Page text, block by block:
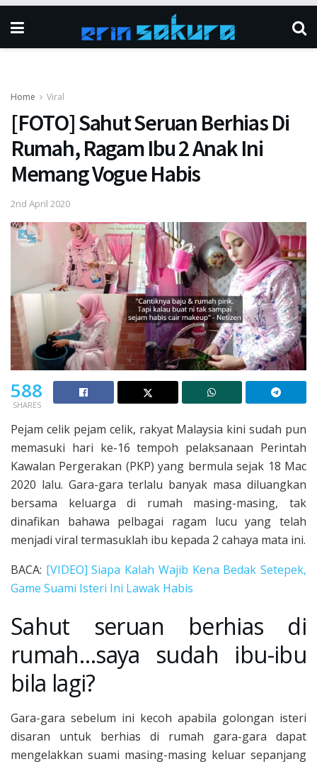
Home Viral
[FOTO] Sahut Seruan Berhias Di
Rumah, Ragam Ibu 2 Anak Ini
Memang Vogue Habis
2nd April 2020
588
SHARES
Pejam celik pejam celik, rakyat Malaysia kini sudah pun
memasuki hari ke-16 tempoh pelaksanaan Perintah
Kawalan Pergerakan (PKP) yang bermula sejak 18 Mac
2020 lalu. Gara-gara terlalu banyak masa diluangkan
bersama keluarga di rumah masing-masing, tak
dinafikan bahawa pelbagai ragam lucu yang telah
menjadi viral termasuklah ibu kepada 2 cahaya mata ini.
BACA: [VIDEO] Siapa Kalah Wajib Kena Bedak Setepek,
Game Suami Isteri Ini Lawak Habis
Sahut seruan berhias di
rumah…saya sudah ibu-ibu
bila lagi?
Gara-gara sebelum ini kecoh apabila golongan isteri
disaran untuk berhias di rumah gara-gara dapat
mengelakkan suami masing-masing keluar sepanjang